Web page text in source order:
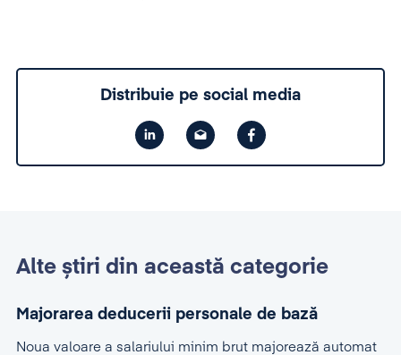
Distribuie pe social media
Alte știri din această categorie
Majorarea deducerii personale de bază
Noua valoare a salariului minim brut majorează automat